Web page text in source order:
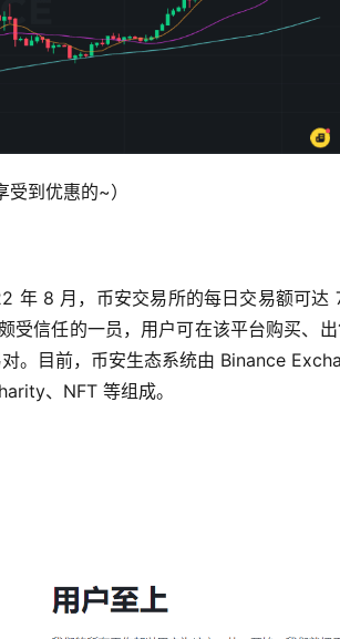
到优惠的~）
年 8 月，币安交易所的每日交易额可达
受信任的一员，用户可在该平台购买、
。目前，币安生态系统由 Binance
、NFT 等组成。